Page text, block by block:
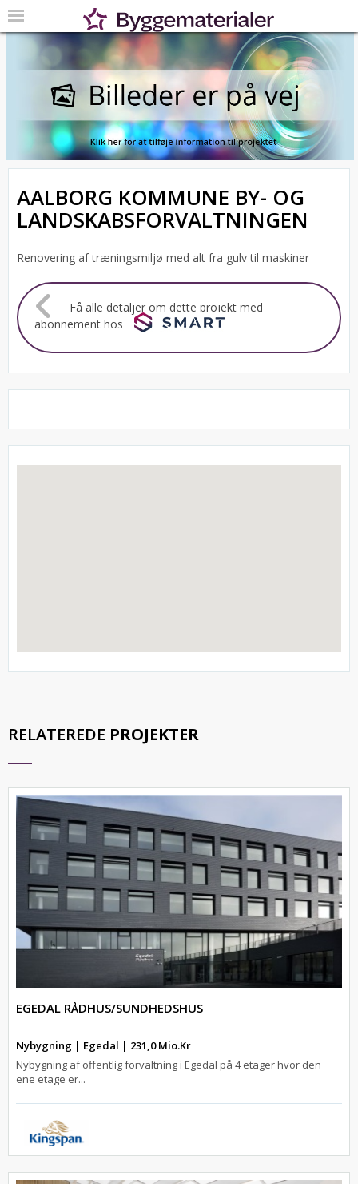
AALBORG KOMMUNE BY- OG
LANDSKABSFORVALTNINGEN
Renovering af træningsmiljø med alt fra gulv til maskiner
Få alle detaljer om dette projekt med
abonnement hos
RELATEREDE PROJEKTER
EGEDAL RÅDHUS/SUNDHEDSHUS
Nybygning | Egedal | 231,0 Mio.Kr
Nybygning af offentlig forvaltning i Egedal på 4 etager hvor den
ene etage er...